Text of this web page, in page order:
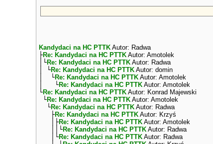
Kandydaci na HC PTTK Autor: Radwa
├Re: Kandydaci na HC PTTK Autor: Amotolek
│└Re: Kandydaci na HC PTTK Autor: Radwa
│ └Re: Kandydaci na HC PTTK Autor: domin
│ └Re: Kandydaci na HC PTTK Autor: Amotolek
│ └Re: Kandydaci na HC PTTK Autor: Amotolek
└Re: Kandydaci na HC PTTK Autor: Konrad Majewski
└Re: Kandydaci na HC PTTK Autor: Amotolek
└Re: Kandydaci na HC PTTK Autor: Radwa
├Re: Kandydaci na HC PTTK Autor: Krzyś
│├Re: Kandydaci na HC PTTK Autor: Amotolek
││└Re: Kandydaci na HC PTTK Autor: Radwa
│└Re: Kandydaci na HC PTTK Autor: Radwa